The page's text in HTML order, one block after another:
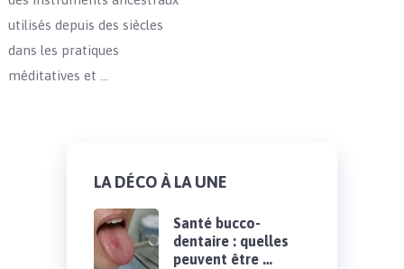
utilisés depuis des siècles
dans les pratiques
méditatives et …
LA DÉCO À LA UNE
Santé bucco-
dentaire : quelles
peuvent être …